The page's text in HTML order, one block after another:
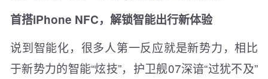
首搭iPhone NFC，解锁智能出行新体验
说到智能化，很多人第一反应就是新势力，相比
于新势力的智能“炫技”，护卫舰07深谙“过犹不及”